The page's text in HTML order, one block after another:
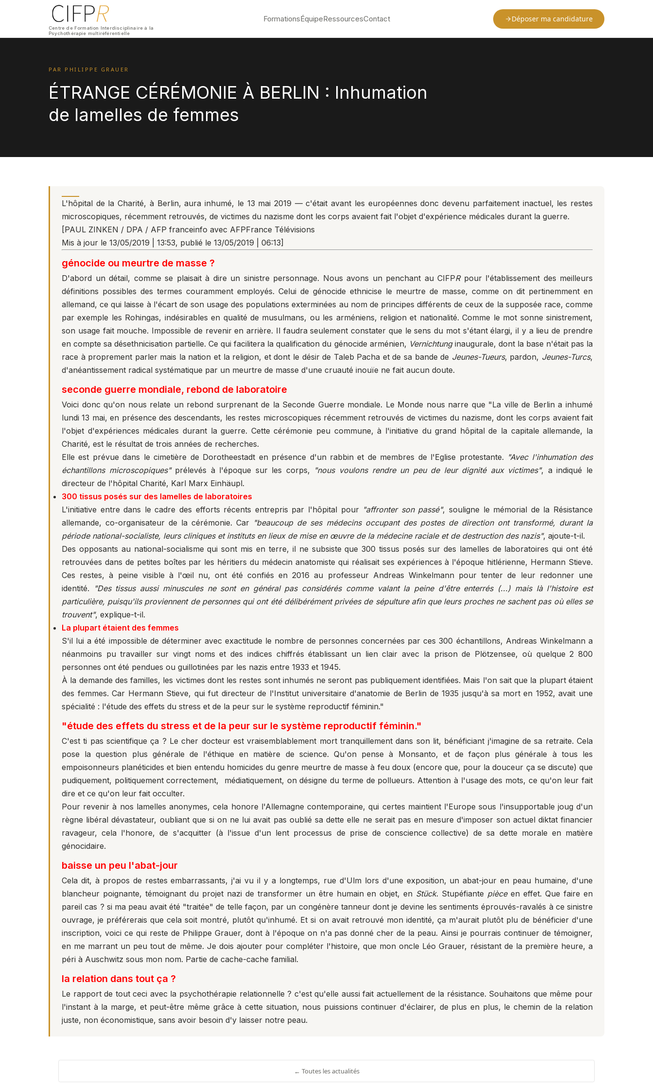
Centre de Formation Interdisciplinaire à la
Psychothérapie multiréférentielle
FormationsÉquipeRessourcesContact Déposer ma candidature
PAR PHILIPPE GRAUER
ÉTRANGE CÉRÉMONIE À BERLIN : Inhumation
de lamelles de femmes
L'hôpital de la Charité, à Berlin, aura inhumé, le 13 mai 2019 — c'était avant les européennes donc devenu parfaitement inactuel, les restes
microscopiques, récemment retrouvés, de victimes du nazisme dont les corps avaient fait l'objet d'expérience médicales durant la guerre.
[PAUL ZINKEN / DPA / AFP franceinfo avec AFPFrance Télévisions
Mis à jour le 13/05/2019 | 13:53, publié le 13/05/2019 | 06:13]
génocide ou meurtre de masse ?
D'abord un détail, comme se plaisait à dire un sinistre personnage. Nous avons un penchant au CIFPRpour l'établissement des meilleurs
définitions possibles des termes couramment employés. Celui de génocide ethnicise le meurtre de masse, comme on dit pertinemment en
allemand, ce qui laisse à l'écart de son usage des populations exterminées au nom de principes différents de ceux de la supposée race, comme
par exemple les Rohingas, indésirables en qualité de musulmans, ou les arméniens, religion et nationalité. Comme le mot sonne sinistrement,
son usage fait mouche. Impossible de revenir en arrière. Il faudra seulement constater que le sens du mot s'étant élargi, il y a lieu de prendre
en compte sa désethnicisation partielle. Ce qui facilitera la qualification du génocide arménien, Vernichtunginaugurale, dont la base n'était pas la
race à proprement parler mais la nation et la religion, et dont le désir de Taleb Pacha et de sa bande de Jeunes-Tueurs, pardon, Jeunes-Turcs,
d'anéantissement radical systématique par un meurtre de masse d'une cruauté inouïe ne fait aucun doute.
seconde guerre mondiale, rebond de laboratoire
Voici donc qu'on nous relate un rebond surprenant de la Seconde Guerre mondiale. Le Monde nous narre que "La ville de Berlin a inhumé
lundi 13 mai, en présence des descendants, les restes microscopiques récemment retrouvés de victimes du nazisme, dont les corps avaient fait
l'objet d'expériences médicales durant la guerre. Cette cérémonie peu commune, à l'initiative du grand hôpital de la capitale allemande, la
Charité, est le résultat de trois années de recherches.
Elle est prévue dans le cimetière de Dorotheestadt en présence d'un rabbin et de membres de l'Eglise protestante. "Avec l'inhumation des
échantillons microscopiques"prélevés à l'époque sur les corps, "nous voulons rendre un peu de leur dignité aux victimes", a indiqué le
directeur de l'hôpital Charité, Karl Marx Einhäupl.
300 tissus posés sur des lamelles de laboratoires
L'initiative entre dans le cadre des efforts récents entrepris par l'hôpital pour "affronter son passé", souligne le mémorial de la Résistance
allemande, co-organisateur de la cérémonie. Car "beaucoup de ses médecins occupant des postes de direction ont transformé, durant la
période national-socialiste, leurs cliniques et instituts en lieux de mise en œuvre de la médecine raciale et de destruction des nazis", ajoute-t-il.
Des opposants au national-socialisme qui sont mis en terre, il ne subsiste que 300 tissus posés sur des lamelles de laboratoires qui ont été
retrouvées dans de petites boîtes par les héritiers du médecin anatomiste qui réalisait ses expériences à l'époque hitlérienne, Hermann Stieve.
Ces restes, à peine visible à l'œil nu, ont été confiés en 2016 au professeur Andreas Winkelmann pour tenter de leur redonner une
identité.
"Des tissus aussi minuscules ne sont en général pas considérés comme valant la peine d'être enterrés (...) mais là l'histoire est
particulière, puisqu'ils proviennent de personnes qui ont été délibérément privées de sépulture afin que leurs proches ne sachent pas où elles se
trouvent", explique-t-il.
La plupart étaient des femmes
S'il lui a été impossible de déterminer avec exactitude le nombre de personnes concernées par ces 300 échantillons, Andreas Winkelmann a
néanmoins pu travailler sur vingt noms et des indices chiffrés établissant un lien clair avec la prison de Plötzensee, où quelque 2 800
personnes ont été pendues ou guillotinées par les nazis entre 1933 et 1945.
À la demande des familles, les victimes dont les restes sont inhumés ne seront pas publiquement identifiées. Mais l'on sait que la plupart étaient
des femmes. Car Hermann Stieve, qui fut directeur de l'Institut universitaire d'anatomie de Berlin de 1935 jusqu'à sa mort en 1952, avait une
spécialité : l'étude des effets du stress et de la peur sur le système reproductif féminin."
"étude des effets du stress et de la peur sur le système reproductif féminin."
C'est ti pas scientifique ça ? Le cher docteur est vraisemblablement mort tranquillement dans son lit, bénéficiant j'imagine de sa retraite. Cela
pose la question plus générale de l'éthique en matière de science. Qu'on pense à Monsanto, et de façon plus générale à tous les
empoisonneurs planéticides et bien entendu homicides du genre meurtre de masse à feu doux (encore que, pour la douceur ça se discute) que
pudiquement, politiquement correctement, médiatiquement, on désigne du terme de pollueurs. Attention à l'usage des mots, ce qu'on leur fait
dire et ce qu'on leur fait occulter.
Pour revenir à nos lamelles anonymes, cela honore l'Allemagne contemporaine, qui certes maintient l'Europe sous l'insupportable joug d'un
règne libéral dévastateur, oubliant que si on ne lui avait pas oublié sa dette elle ne serait pas en mesure d'imposer son actuel diktat financier
ravageur, cela l'honore, de s'acquitter (à l'issue d'un lent processus de prise de conscience collective) de sa dette morale en matière
génocidaire.
baisse un peu l'abat-jour
Cela dit, à propos de restes embarrassants, j'ai vu il y a longtemps, rue d'Ulm lors d'une exposition, un abat-jour en peau humaine, d'une
blancheur poignante, témoignant du projet nazi de transformer un être humain en objet, en Stück. Stupéfiante pièceen effet. Que faire en
pareil cas ? si ma peau avait été "traitée" de telle façon, par un congénère tanneur dont je devine les sentiments éprouvés-ravalés à ce sinistre
ouvrage, je préférerais que cela soit montré, plutôt qu'inhumé. Et si on avait retrouvé mon identité, ça m'aurait plutôt plu de bénéficier d'une
inscription, voici ce qui reste de Philippe Grauer, dont à l'époque on n'a pas donné cher de la peau. Ainsi je pourrais continuer de témoigner,
en me marrant un peu tout de même. Je dois ajouter pour compléter l'histoire, que mon oncle Léo Grauer, résistant de la première heure, a
péri à Auschwitz sous mon nom. Partie de cache-cache familial.
la relation dans tout ça ?
Le rapport de tout ceci avec la psychothérapie relationnelle ? c'est qu'elle aussi fait actuellement de la résistance. Souhaitons que même pour
l'instant à la marge, et peut-être même grâce à cette situation, nous puissions continuer d'éclairer, de plus en plus, le chemin de la relation
juste, non économistique, sans avoir besoin d'y laisser notre peau.
← Toutes les actualités